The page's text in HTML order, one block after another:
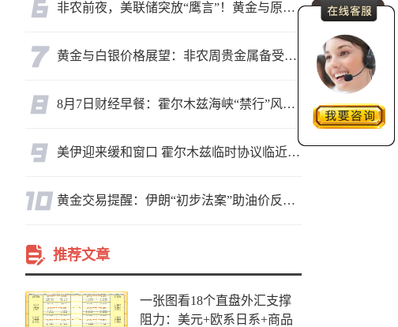
非农前夜，美联储突放“鹰言”！黄金与原油为何联手反攻？
黄金与白银价格展望：非农周贵金属备受关注，黄金测试关键突破位
8月7日财经早餐：霍尔木兹海峡“禁行”风波再起，油价急涨金价承压，非农夜市场博弈加剧
美伊迎来缓和窗口 霍尔木兹临时协议临近落地
黄金交易提醒：伊朗“初步法案”助油价反弹逾3%，金价小幅承压，非农重磅来袭！
推荐文章
一张图看18个直盘外汇支撑
阻力：美元+欧系日系+商品